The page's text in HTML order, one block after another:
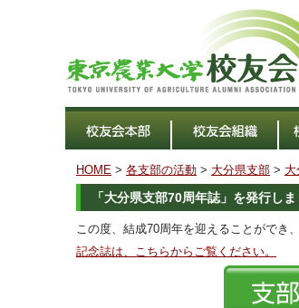
HOME > 各支部の活動 > 大分県支部 >
「大分県支部70周年誌」を発行しま
この度、結成70周年を迎えることができ
記念誌は、こちらからご覧ください。